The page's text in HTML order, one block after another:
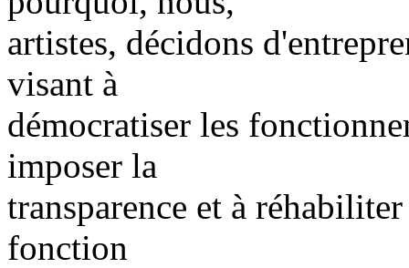
artistes, décidons
visant à
démocratiser les
imposer la
transparence et à
fonction